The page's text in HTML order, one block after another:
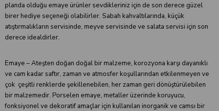
planda olduğu emaye ürünler sevdikleriniz için de son derece güzel
birer hediye seçeneği olabilirler. Sabah kahvaltılarında, küçük
atıştırmalıkların servisinde, meyve servisinde ve salata servisi için son
derece idealdirler.
Emaye – Ateşten doğan doğal bir malzeme, korozyona karşı dayanıklı
ve cam kadar saftır, zaman ve atmosfer koşullarından etkilenmeyen ve
çok çeşitli renklerde şekillenebilen, her zaman geri dönüştürülebilen
bir malzemedir. Porselen emaye, metaller üzerinde koruyucu,
fonksiyonel ve dekoratif amaçlar için kullanılan inorganik ve camsı bir